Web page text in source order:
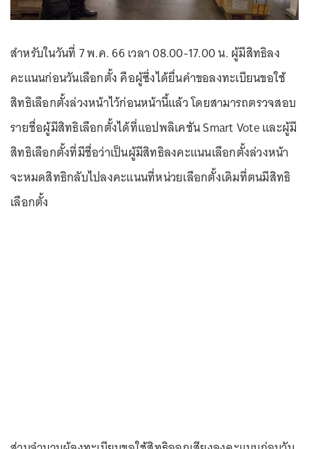
สำหรับในวันที่ 7 พ.ค. 66 เวลา 08.00-17.00 น. ผู้มีสิทธิลง
คะแนนก่อนวันเลือกตั้ง คือผู้ซึ่งได้ยื่นคำขอลงทะเบียนขอใช้
สิทธิเลือกตั้งล่วงหน้าไว้ก่อนหน้านี้แล้ว โดยสามารถตรวจสอบ
รายชื่อผู้มีสิทธิเลือกตั้งได้ที่แอปพลิเคชัน Smart Vote และผู้มี
สิทธิเลือกตั้งที่มีชื่อว่าเป็นผู้มีสิทธิลงคะแนนเลือกตั้งล่วงหน้า
จะหมดสิทธิกลับไปลงคะแนนที่หน่วยเลือกตั้งเดิมที่ตนมีสิทธิ
เลือกตั้ง